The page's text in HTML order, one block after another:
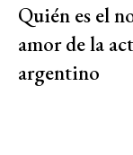
Quién es el
amor de la
argentino